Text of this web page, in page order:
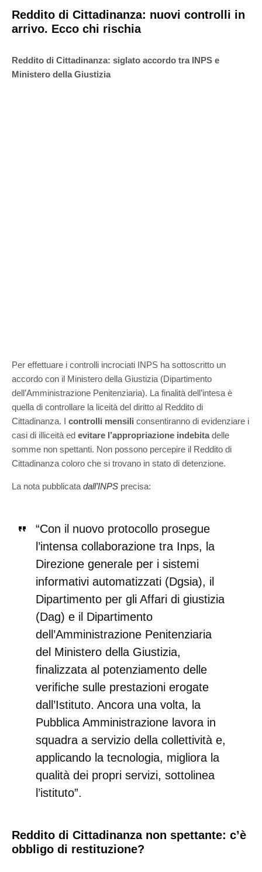
Reddito di Cittadinanza: nuovi controlli in
arrivo. Ecco chi rischia
Reddito di Cittadinanza: siglato accordo tra INPS e
Ministero della Giustizia
Per effettuare i controlli incrociati INPS ha sottoscritto un
accordo con il Ministero della Giustizia (Dipartimento
dell’Amministrazione Penitenziaria). La finalità dell’intesa è
quella di controllare la liceità del diritto al Reddito di
Cittadinanza. I controlli mensili consentiranno di evidenziare i
casi di illiceità ed evitare l’appropriazione indebitadelle
somme non spettanti. Non possono percepire il Reddito di
Cittadinanza coloro che si trovano in stato di detenzione.
La nota pubblicata dall’INPS precisa:
“Con il nuovo protocollo prosegue
l’intensa collaborazione tra Inps, la
Direzione generale per i sistemi
informativi automatizzati (Dgsia), il
Dipartimento per gli Affari di giustizia
(Dag) e il Dipartimento
dell’Amministrazione Penitenziaria
del Ministero della Giustizia,
finalizzata al potenziamento delle
verifiche sulle prestazioni erogate
dall’Istituto. Ancora una volta, la
Pubblica Amministrazione lavora in
squadra a servizio della collettività e,
applicando la tecnologia, migliora la
qualità dei propri servizi, sottolinea
l’istituto”.
Reddito di Cittadinanza non spettante: c’è
obbligo di restituzione?